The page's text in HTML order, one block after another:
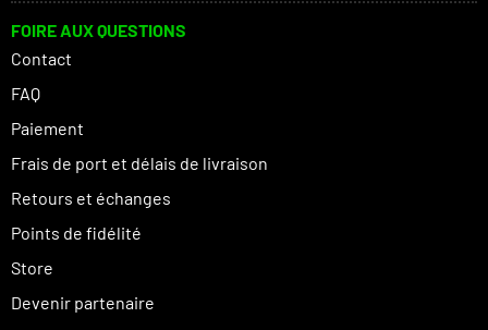
FOIRE AUX QUESTIONS
Contact
FAQ
Paiement
Frais de port et délais de livraison
Retours et échanges
Points de fidélité
Store
Devenir partenaire